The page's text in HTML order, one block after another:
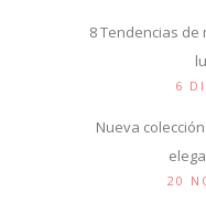
8 Tendencias
6
Nueva
20